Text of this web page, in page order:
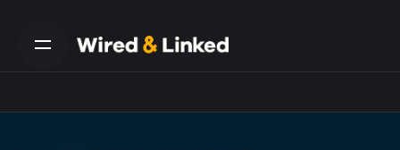
content